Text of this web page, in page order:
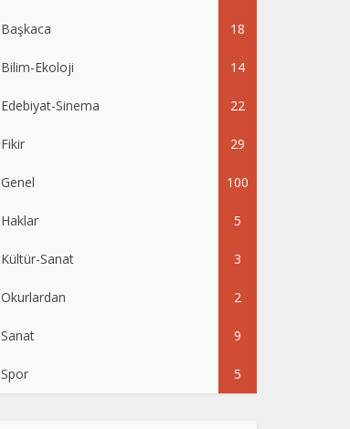
Başkaca 18
Bilim-Ekoloji 14
Edebiyat-Sinema 22
Fikir 29
Genel 100
Haklar 5
Kültür-Sanat 3
Okurlardan 2
Sanat 9
Spor 5